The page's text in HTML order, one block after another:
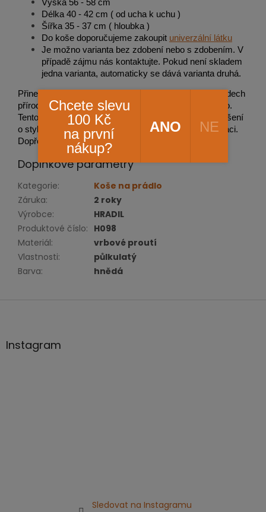
Výška 56 - 58 cm
Délka 40 - 42 cm ( od ucha k uchu )
Šířka 35 - 37 cm ( hloubka )
Do koše doporučujeme zakoupit univerzální látku
Je možno varianta bez zdobení nebo s zdobením. V
případě zájmu nás kontaktujte. Pokud není skladem
jedna varianta, automaticky se dává varianta druhá.
Přineste do své domácnosti nejen praktičnost, ale i nádech
přírodní elegance s naším proutěným košem na prádlo.
Tento koš není jen úložným prostředkem – je to prohlášení
o stylu, ekologické udržitelnosti a lásce k řemeslné práci.
Dopřejte si to nejlepší pro vás i vaši domácnost.
Doplňkové parametry
Kategorie:
Koše na prádlo
Záruka:
2 roky
Výrobce:
HRADIL
Produktové číslo: H098
Materiál:
vrbové proutí
Vlastnosti:
půlkulatý
Barva: hnědá
aInstagram
Sledovat na Instagramu
Chcete slevu
100 Kč
na první
nákup?
ANO NE